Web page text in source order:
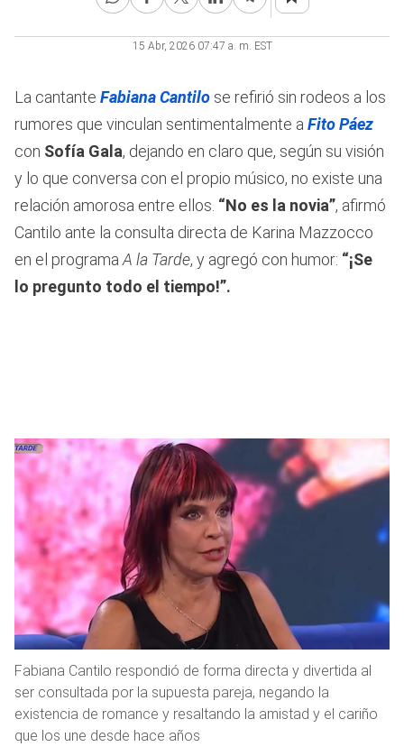
15 Abr, 2026 07:47 a. m. EST
La cantante Fabiana Cantilo se refirió sin rodeos a los
rumores que vinculan sentimentalmente a Fito Páez
con Sofía Gala, dejando en claro que, según su visión
y lo que conversa con el propio músico, no existe una
relación amorosa entre ellos. “No es la novia”, afirmó
Cantilo ante la consulta directa de Karina Mazzocco
en el programa A la Tarde, y agregó con humor: “¡Se
lo pregunto todo el tiempo!”.
Fabiana Cantilo respondió de forma directa y divertida al
ser consultada por la supuesta pareja, negando la
existencia de romance y resaltando la amistad y el cariño
que los une desde hace años